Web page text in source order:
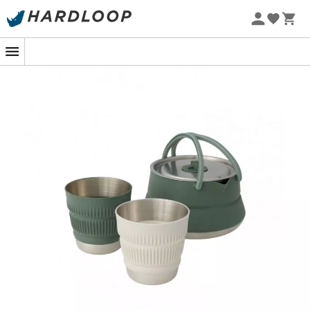
Letní akce 🔥 -5 % EXTRA při nákupu 2 produktů* s kódem